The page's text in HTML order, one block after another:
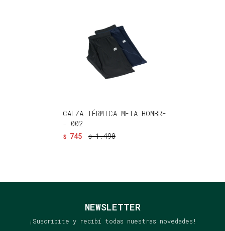
CALZA TÉRMICA META HOMBRE
- 002
$ 745 $ 1.490
NEWSLETTER
¡Suscribite y recibí todas nuestras novedades!